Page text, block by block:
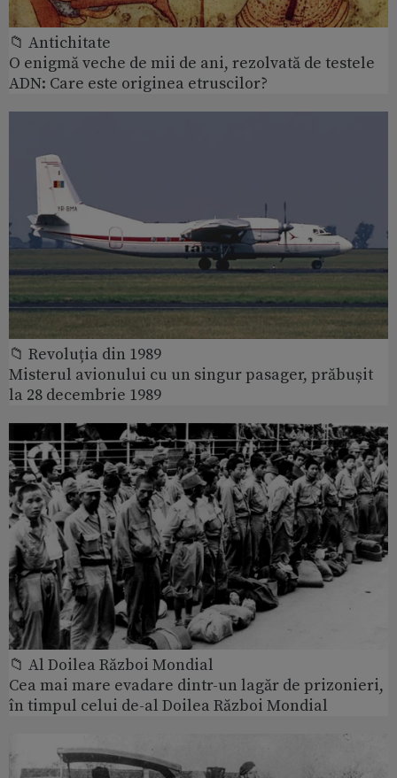
📁 Antichitate
O enigmă veche de mii de ani, rezolvată de testele
ADN: Care este originea etruscilor?
📁 Revoluția din 1989
Misterul avionului cu un singur pasager, prăbușit
la 28 decembrie 1989
📁 Al Doilea Război Mondial
Cea mai mare evadare dintr-un lagăr de prizonieri,
în timpul celui de-al Doilea Război Mondial